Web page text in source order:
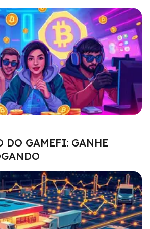
DO GAMEFI: GANHE